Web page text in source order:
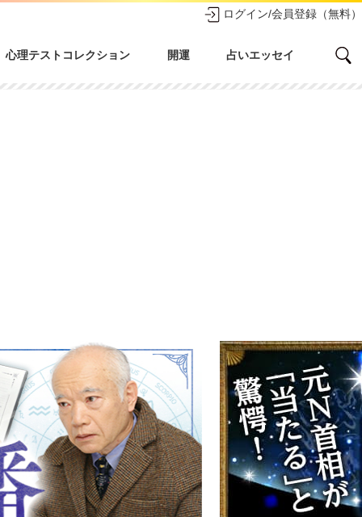
ログイン/会員登録（無料）
心理テストコレクション 開運 占いエッセイ